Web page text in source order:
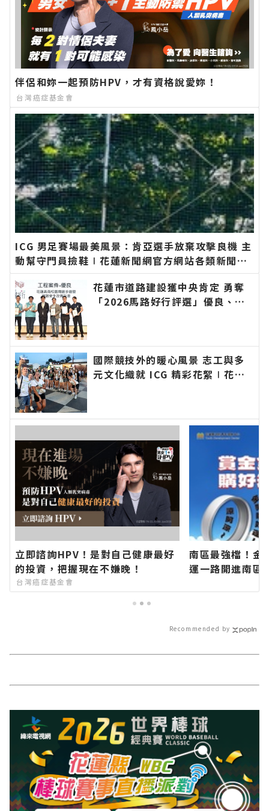
伴侶和妳一起預防HPV，才有資格說愛妳！
台灣癌症基金會
ICG 男足賽場最美風景：肯亞選手放棄攻擊良機 主
動幫守門員撿鞋∣花蓮新聞網官方網站各類新聞－
最快速的今日新聞報導 最新的在地資訊！
花蓮市道路建設獲中央肯定 勇奪
「2026馬路好行評選」優良、佳
新的在地資訊！
國際競技外的暖心風景 志工與多
元文化織就 ICG 精彩花絮∣花蓮
訊！
立即諮詢HPV！是對自己健康最好
的投資，把握現在不嫌晚！
台灣癌症基金會
南區最強檔！金
運一路開進南區
地資訊！
Recommended by